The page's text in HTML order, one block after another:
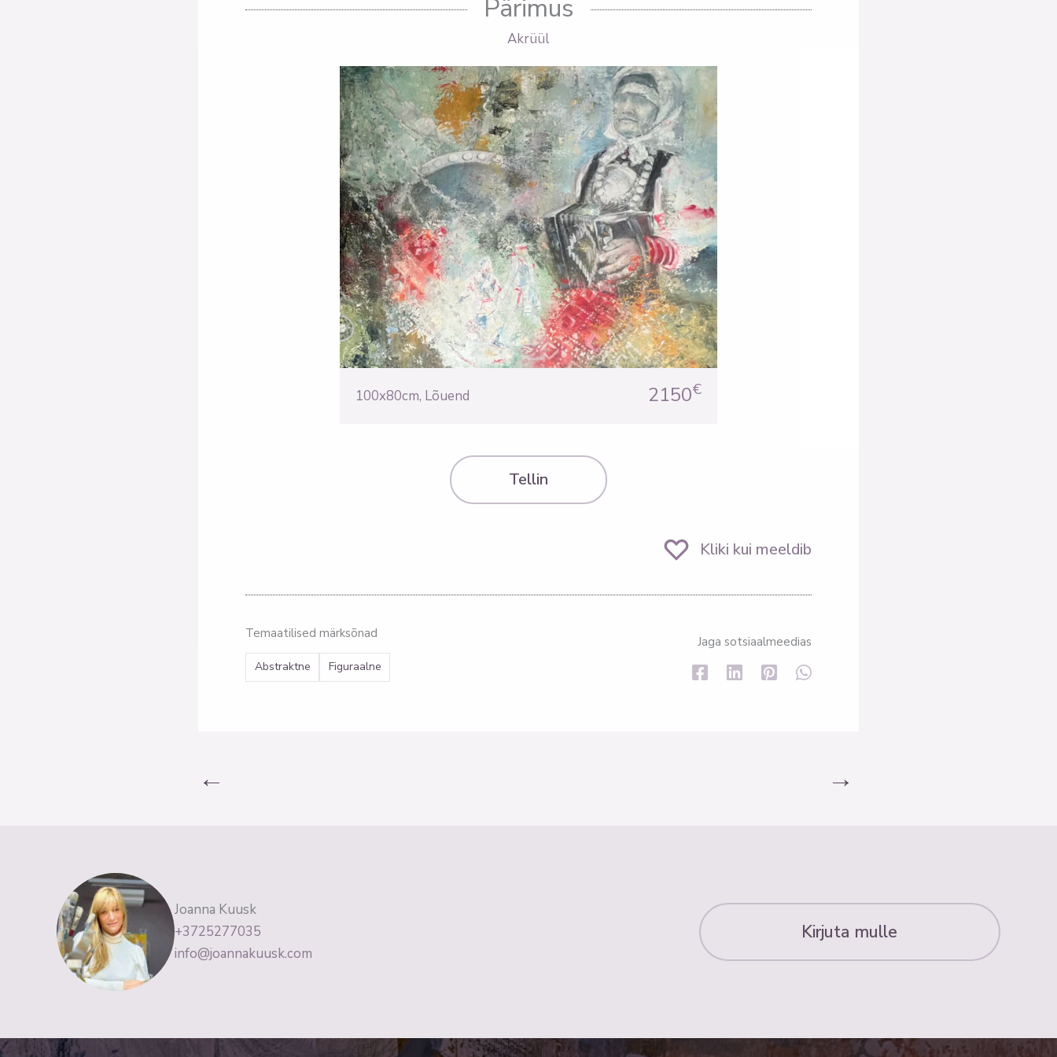
Pärimus
Akrüül
100x80cm, Lõuend 2150€
Tellin
Kliki kui meeldib
Temaatilised märksõnad
Abstraktne Figuraalne
Jaga sotsiaalmeedias
← →
Joanna Kuusk
+3725277035
info@joannakuusk.com
Kirjuta mulle